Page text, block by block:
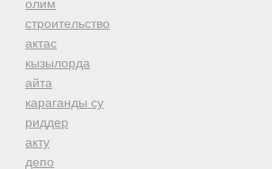
олим
строительство
актас
кызылорда
айта
караганды су
риддер
акту
депо